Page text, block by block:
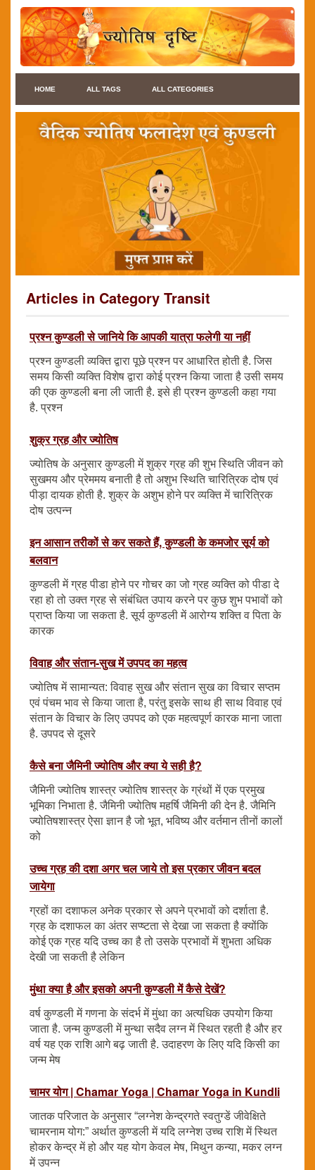
HOME ALL TAGS ALL CATEGORIES
Articles in Category Transit
प्रश्न कुण्डली से जानिये कि आपकी यात्रा फलेगी या नहीं
प्रश्न कुण्डली व्यक्ति द्वारा पूछे प्रश्न पर आधारित होती है. जिस
समय किसी व्यक्ति विशेष द्वारा कोई प्रश्न किया जाता है उसी समय
की एक कुण्डली बना ली जाती है. इसे ही प्रश्न कुण्डली कहा गया
है. प्रश्न
शुक्र ग्रह और ज्योतिष
ज्योतिष के अनुसार कुण्डली में शुक्र ग्रह की शुभ स्थिति जीवन को
सुखमय और प्रेममय बनाती है तो अशुभ स्थिति चारित्रिक दोष एवं
पीड़ा दायक होती है. शुक्र के अशुभ होने पर व्यक्ति में चारित्रिक
दोष उत्पन्न
इन आसान तरीकों से कर सकते हैं, कुण्डली के कमजोर सूर्य को
बलवान
कुण्डली में ग्रह पीडा होने पर गोचर का जो ग्रह व्यक्ति को पीडा दे
रहा हो तो उक्त ग्रह से संबंधित उपाय करने पर कुछ शुभ पभावों को
प्राप्त किया जा सकता है. सूर्य कुण्डली में आरोग्य शक्ति व पिता के
कारक
विवाह और संतान-सुख में उपपद का महत्व
ज्योतिष में सामान्यत: विवाह सुख और संतान सुख का विचार सप्तम
एवं पंचम भाव से किया जाता है, परंतु इसके साथ ही साथ विवाह एवं
संतान के विचार के लिए उपपद को एक महत्वपूर्ण कारक माना जाता
है. उपपद से दूसरे
कैसे बना जैमिनी ज्योतिष और क्या ये सही है?
जैमिनी ज्योतिष शास्त्र ज्योतिष शास्त्र के ग्रंथों में एक प्रमुख
भूमिका निभाता है. जैमिनी ज्योतिष महर्षि जैमिनी की देन है. जैमिनि
ज्योतिषशास्त्र ऐसा ज्ञान है जो भूत, भविष्य और वर्तमान तीनों कालों
को
उच्च ग्रह की दशा अगर चल जाये तो इस प्रकार जीवन बदल
जायेगा
ग्रहों का दशाफल अनेक प्रकार से अपने प्रभावों को दर्शाता है.
ग्रह के दशाफल का अंतर सप्ष्टता से देखा जा सकता है क्योंकि
कोई एक ग्रह यदि उच्च का है तो उसके प्रभावों में शुभता अधिक
देखी जा सकती है लेकिन
मुंथा क्या है और इसको अपनी कुण्डली में कैसे देखें?
वर्ष कुण्डली में गणना के संदर्भ में मुंथा का अत्यधिक उपयोग किया
जाता है. जन्म कुण्डली में मुन्था सदैव लग्न में स्थित रहती है और हर
वर्ष यह एक राशि आगे बढ़ जाती है. उदाहरण के लिए यदि किसी का
जन्म मेष
चामर योग | Chamar Yoga | Chamar Yoga in Kundli
जातक परिजात के अनुसार “लग्नेश केन्द्रगते स्वतुग्डें जीवेक्षिते
चामरनाम योग:” अर्थात कुण्डली में यदि लग्नेश उच्च राशि में स्थित
होकर केन्द्र में हो और यह योग केवल मेष, मिथुन कन्या, मकर लग्न
में उपन्न